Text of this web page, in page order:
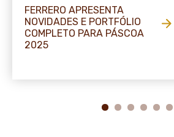
FERRERO APRESENTA
NOVIDADES E PORTFÓLIO
COMPLETO PARA PÁSCOA
2025